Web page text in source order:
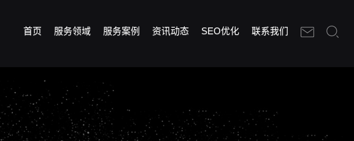
首页 服务领域 服务案例 资讯动态 SEO优化 联系我们